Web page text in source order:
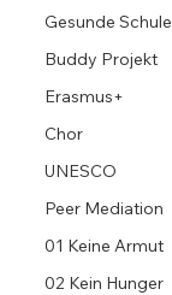
Gesunde Schule
Buddy Projekt
Erasmus+
Chor
UNESCO
Peer Mediation
01 Keine Armut
02 Kein Hunger